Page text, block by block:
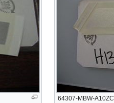
64307-MBW-A10ZC